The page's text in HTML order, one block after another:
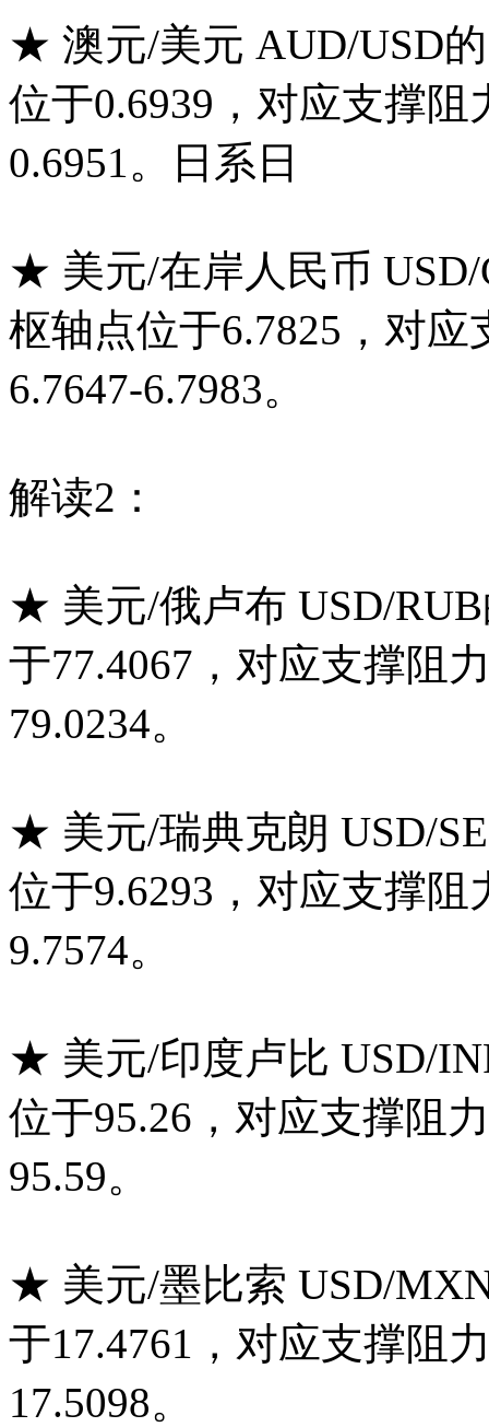
★ 澳元/美元 AUD/USD
位于0.6939，对应支撑
0.6951。日系日
★ 美元/在岸人民币 USD/
枢轴点位于6.7825，对
6.7647-6.7983。
解读2：
★ 美元/俄卢布 USD/
于77.4067，对应支撑阻
79.0234。
★ 美元/瑞典克朗 USD/
位于9.6293，对应支撑
9.7574。
★ 美元/印度卢比 USD/
位于95.26，对应支撑阻
95.59。
★ 美元/墨比索 USD/
于17.4761，对应支撑阻
17.5098。